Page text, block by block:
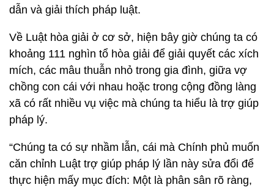
dẫn và giải thích pháp luật.
Về Luật hòa giải ở cơ sở, hiện bây giờ chúng ta có
khoảng 111 nghìn tổ hòa giải để giải quyết các xích
mích, các mâu thuẫn nhỏ trong gia đình, giữa vợ
chồng con cái với nhau hoặc trong cộng đồng làng
xã có rất nhiều vụ việc mà chúng ta hiểu là trợ giúp
pháp lý.
“Chúng ta có sự nhầm lẫn, cái mà Chính phủ muốn
căn chỉnh Luật trợ giúp pháp lý lần này sửa đổi để
thực hiện mấy mục đích: Một là phân sân rõ ràng,